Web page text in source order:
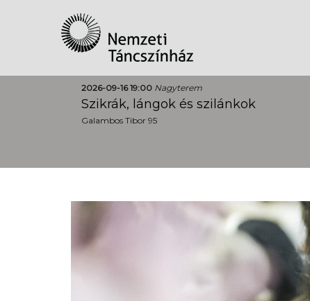
2026-09-16 19:00 Nagyterem
Szikrák, lángok és szilánkok
Galambos Tibor 95